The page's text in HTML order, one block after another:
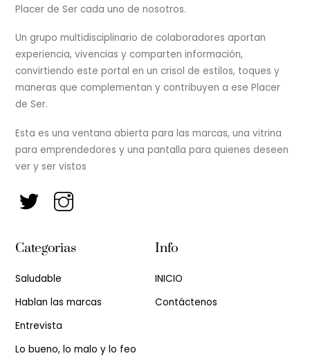
Placer de Ser cada uno de nosotros.
Un grupo multidisciplinario de colaboradores aportan
experiencia, vivencias y comparten información,
convirtiendo este portal en un crisol de estilos, toques y
maneras que complementan y contribuyen a ese Placer
de Ser.
Esta es una ventana abierta para las marcas, una vitrina
para emprendedores y una pantalla para quienes deseen
ver y ser vistos
Categorias
Saludable
Hablan las marcas
Entrevista
Lo bueno, lo malo y lo feo
Info
INICIO
Contáctenos